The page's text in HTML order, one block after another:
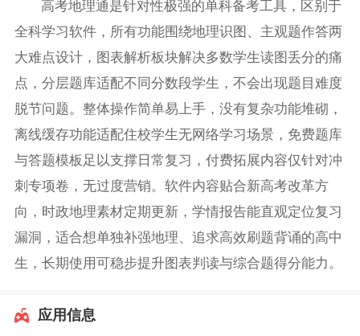
高考地理通是针对性极强的单科备考工具，区别于
全科学习软件，所有功能围绕地理识图、主观题作答两
大难点设计，图表解析板块解决多数学生读图丢分的痛
点，分层题库适配不同分数段学生，不会出现题目难度
脱节问题。整体操作简单易上手，没有复杂功能堆砌，
离线缓存功能适配住校学生无网络学习场景，免费题库
与答题模板足以支撑日常复习，付费拓展内容仅针对冲
刺专项卷，无过度营销。软件内容贴合新高考改革方
向，时政地理素材定期更新，学情报告能直观定位复习
漏洞，适合想单独补强地理、追求高效刷题背诵的高中
生，长期使用可稳步提升图表判读与综合题得分能力。
应用信息